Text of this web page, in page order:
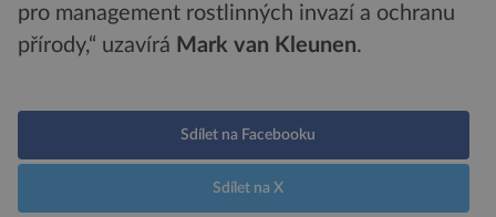
pro management rostlinných invazí a ochranu
přírody,“ uzavírá Mark van Kleunen.
Sdílet na Facebooku
Sdílet na X